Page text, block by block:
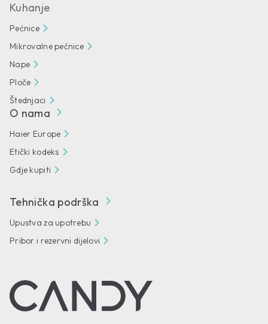
Kuhanje
Pećnice
Mikrovalne pećnice
Nape
Ploče
Štednjaci
O nama
Haier Europe
Etički kodeks
Gdje kupiti
Tehnička podrška
Upustva za upotrebu
Pribor i rezervni dijelovi